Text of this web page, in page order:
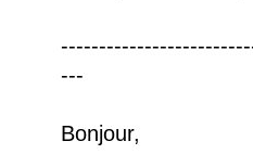
---
Bonjour,